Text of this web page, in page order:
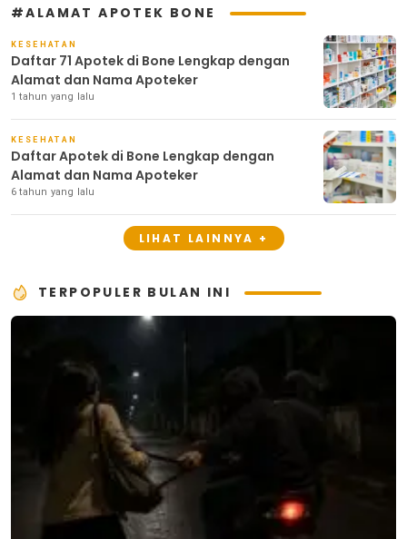
#ALAMAT APOTEK BONE
KESEHATAN
Daftar 71 Apotek di Bone Lengkap dengan
Alamat dan Nama Apoteker
1 tahun yang lalu
KESEHATAN
Daftar Apotek di Bone Lengkap dengan
Alamat dan Nama Apoteker
6 tahun yang lalu
LIHAT LAINNYA +
TERPOPULER BULAN INI